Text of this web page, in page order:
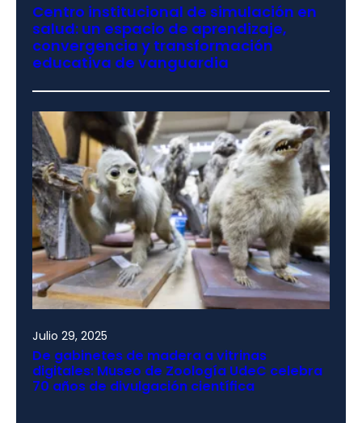
Centro institucional de simulación en
salud: un espacio de aprendizaje,
convergencia y transformación
educativa de vanguardia
Julio 29, 2025
De gabinetes de madera a vitrinas
digitales: Museo de Zoología UdeC celebra
70 años de divulgación científica